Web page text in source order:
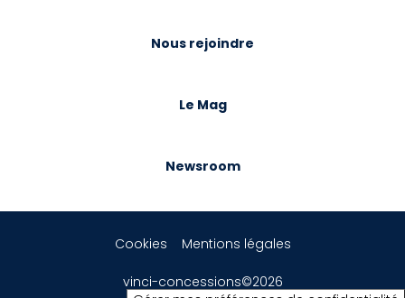
Nous rejoindre
Le Mag
Newsroom
Cookies Mentions légales
vinci-concessions©2026